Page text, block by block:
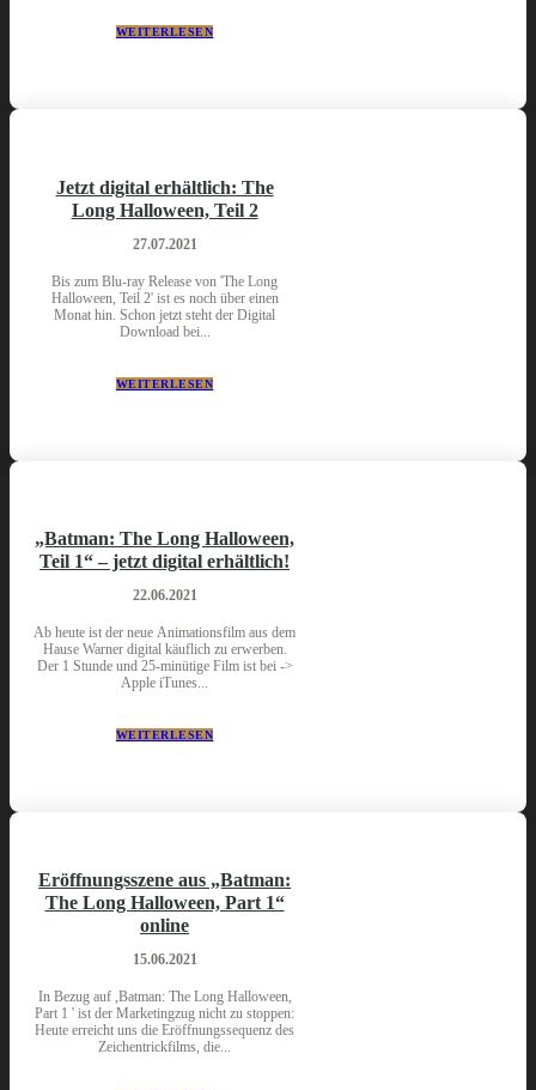
WEITERLESEN
Jetzt digital erhältlich: The
Long Halloween, Teil 2
27.07.2021
Bis zum Blu-ray Release von 'The Long
Halloween, Teil 2' ist es noch über einen
Monat hin. Schon jetzt steht der Digital
Download bei...
WEITERLESEN
„Batman: The Long Halloween,
Teil 1“ – jetzt digital erhältlich!
22.06.2021
Ab heute ist der neue Animationsfilm aus dem
Hause Warner digital käuflich zu erwerben.
Der 1 Stunde und 25-minütige Film ist bei ->
Apple iTunes...
WEITERLESEN
Eröffnungsszene aus „Batman:
The Long Halloween, Part 1“
online
15.06.2021
In Bezug auf ,Batman: The Long Halloween,
Part 1 ' ist der Marketingzug nicht zu stoppen:
Heute erreicht uns die Eröffnungssequenz des
Zeichentrickfilms, die...